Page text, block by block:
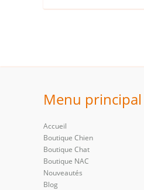
Menu principal
Accueil
Boutique Chien
Boutique Chat
Boutique NAC
Nouveautés
Blog